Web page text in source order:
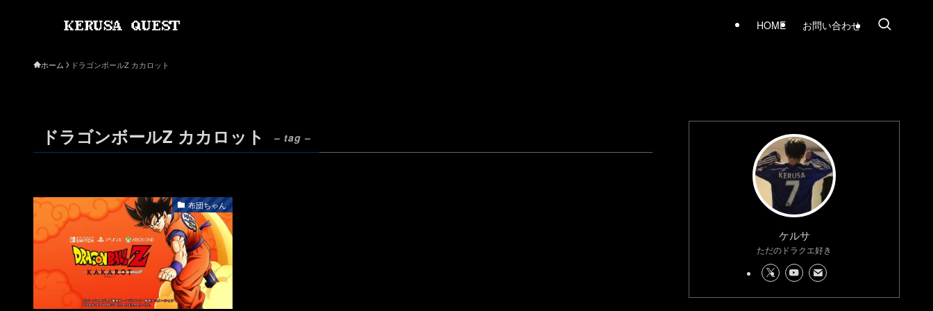
HOME お問い合わせ
ホーム ドラゴンボールZ カカロット
ドラゴンボールZ カカロット – tag –
布団ちゃん
ケルサ
ただのドラクエ好き